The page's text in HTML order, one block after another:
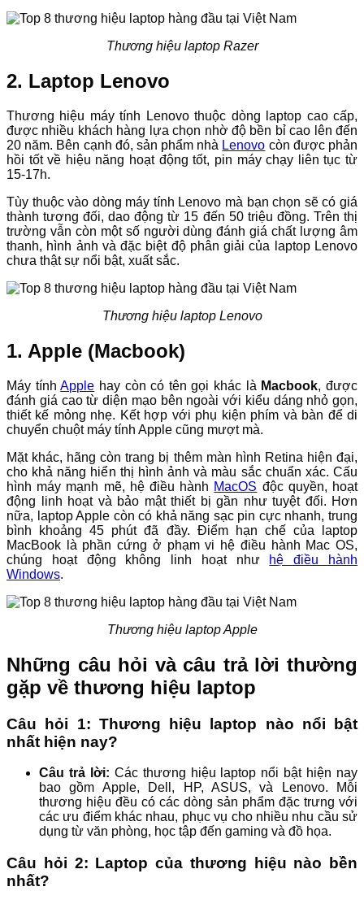
Thương hiệu laptop Razer
2. Laptop Lenovo
Thương hiệu máy tính Lenovo thuộc dòng laptop cao cấp,
được nhiều khách hàng lựa chọn nhờ độ bền bỉ cao lên đến
20 năm. Bên cạnh đó, sản phẩm nhà Lenovo còn được phản
hồi tốt về hiệu năng hoạt động tốt, pin máy chạy liên tục từ
15-17h.
Tùy thuộc vào dòng máy tính Lenovo mà bạn chọn sẽ có giá
thành tương đối, dao động từ 15 đến 50 triệu đồng. Trên thị
trường vẫn còn một số người dùng đánh giá chất lượng âm
thanh, hình ảnh và đặc biệt độ phân giải của laptop Lenovo
chưa thật sự nổi bật, xuất sắc.
Thương hiệu laptop Lenovo
1. Apple (Macbook)
Máy tínhApple hay còn có tên gọi khác là Macbook, được
đánh giá cao từ diện mạo bên ngoài với kiểu dáng nhỏ gọn,
thiết kế mỏng nhẹ. Kết hợp với phụ kiện phím và bàn để di
chuyển chuột máy tính Apple cũng mượt mà.
Mặt khác, hãng còn trang bị thêm màn hình Retina hiện đại,
cho khả năng hiển thị hình ảnh và màu sắc chuẩn xác. Cấu
hình máy mạnh mẽ, hệ điều hành MacOS độc quyền, hoạt
động linh hoạt và bảo mật thiết bị gần như tuyệt đối. Hơn
nữa, laptop Apple còn có khả năng sạc pin cực nhanh, trung
bình khoảng 45 phút đã đầy. Điểm hạn chế của laptop
MacBook là phần cứng ở phạm vi hệ điều hành Mac OS,
chúng hoạt động không linh hoạt như hệ điều hành
Windows.
Thương hiệu laptop Apple
Những câu hỏi và câu trả lời thường
gặp về thương hiệu laptop
Câu hỏi 1: Thương hiệu laptop nào nổi bật
nhất hiện nay?
Câu trả lời: Các thương hiệu laptop nổi bật hiện nay
bao gồm Apple, Dell, HP, ASUS, và Lenovo. Mỗi
thương hiệu đều có các dòng sản phẩm đặc trưng với
các ưu điểm khác nhau, phục vụ cho nhiều nhu cầu sử
dụng từ văn phòng, học tập đến gaming và đồ họa.
Câu hỏi 2: Laptop của thương hiệu nào bền
nhất?